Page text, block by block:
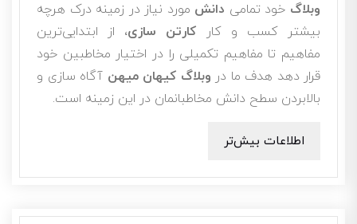
وبلاگ خود تمامی دانش مورد نیاز در زمینه درک هرچه
بیشتر کسب و کار کارتن سازی، از ابتدایی‌ترین
مفاهیم تا مفاهیم تکمیلی را در اختیار مخاطبین خود
قرار دهد هدف ما در وبلاگ کیهان میهن آگاه سازی و
بالابردن سطح دانش مخاطبانمان در این زمینه است.
اطلاعات بیش‌تر